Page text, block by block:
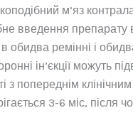
м’яз
введення препарату
ремінні і
ін’єкції можуть
попереднім
3-6 міс,